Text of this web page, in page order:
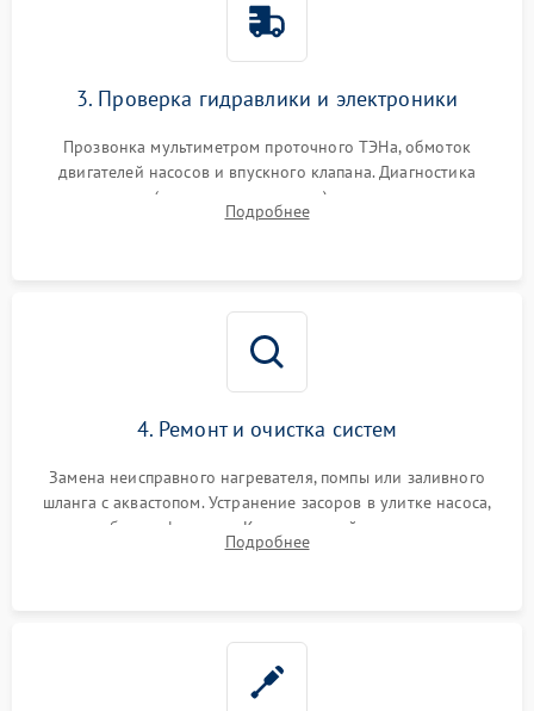
3. Проверка гидравлики и электроники
Прозвонка мультиметром проточного ТЭНа, обмоток
двигателей насосов и впускного клапана. Диагностика
прессостата (датчика уровня воды), датчика мутности,
концевика дверцы и электронного модуля управления.
Подробнее
4. Ремонт и очистка систем
Замена неисправного нагревателя, помпы или заливного
шланга с аквастопом. Устранение засоров в улитке насоса,
патрубках и фильтрах. Компонентный ремонт платы
управления, восстановление поврежденной проводки.
Подробнее